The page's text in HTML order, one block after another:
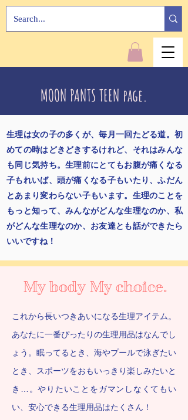
MOON PANTS TEEN page.
生理は女の子の多くが、毎月一回たどる道。初
めての時はどきどきするけれど、それはみんな
も同じ気持ち。生理前にとてもお腹が痛くなる
子もれいば、頭が痛くなる子もいたり、ふだん
とあまり変わらない子もいます。生理のことを
もっと知って、みんながどんな生理なのか、私
がどんな生理なのか、お友達とも話ができたら
いいですね！
My body My choice.
これから長いつきあいになる生理アイテム。
あなたに一番ぴったりの生理用品はなんでし
ょう。眠ってるとき、海やプールで泳ぎたい
とき、スポーツをおもいっきり楽しみたいと
き…。やりたいことをガマンしなくてもい
い、安心できる生理用品はたくさん！